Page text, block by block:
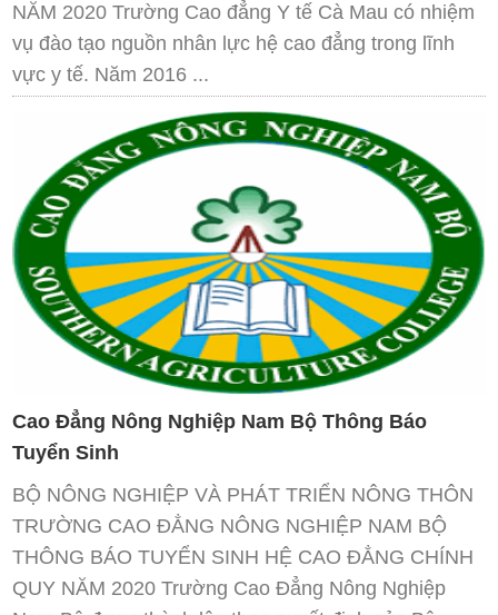
NĂM 2020 Trường Cao đẳng Y tế Cà Mau có nhiệm
vụ đào tạo nguồn nhân lực hệ cao đẳng trong lĩnh
vực y tế. Năm 2016 ...
Cao Đẳng Nông Nghiệp Nam Bộ Thông Báo
Tuyển Sinh
BỘ NÔNG NGHIỆP VÀ PHÁT TRIỂN NÔNG THÔN
TRƯỜNG CAO ĐẲNG NÔNG NGHIỆP NAM BỘ
THÔNG BÁO TUYỂN SINH HỆ CAO ĐẲNG CHÍNH
QUY NĂM 2020 Trường Cao Đẳng Nông Nghiệp